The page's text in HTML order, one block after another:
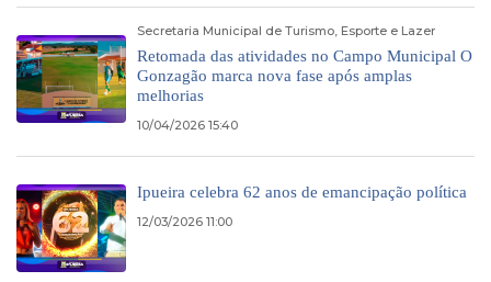
Secretaria Municipal de Turismo, Esporte e Lazer
Retomada das atividades no Campo Municipal O
Gonzagão marca nova fase após amplas
melhorias
10/04/2026 15:40
Ipueira celebra 62 anos de emancipação política
12/03/2026 11:00